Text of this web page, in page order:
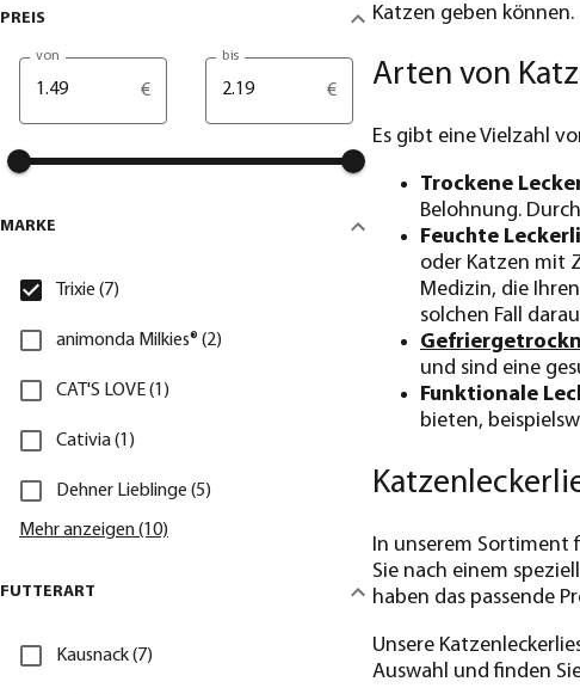
PREIS
von
€
bis
€
MARKE
Trixie (7)
animonda Milkies® (2)
CAT'S LOVE (1)
Cativia (1)
Dehner Lieblinge (5)
Mehr anzeigen (10)
FUTTERART
Kausnack (7)
Katzen geben können.
Arten von
Es gibt eine Vielzahl
Trockene
Belohnung.
Feuchte
oder Katzen mit
Medizin, die
solchen Fall
und sind eine
Funktionale
bieten,
In unserem Sortiment
Sie nach einem
haben das passende
Unsere
Auswahl und finden